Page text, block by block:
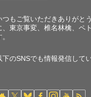
つもご覧いただきありがと
、東京事変、椎名林檎、ペ
下のSNSでも情報発信して